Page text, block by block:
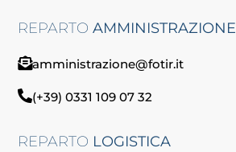
REPARTOAMMINISTRAZIONE
amministrazione@fotir.it
(+39) 0331 109 07 32
REPARTO LOGISTICA